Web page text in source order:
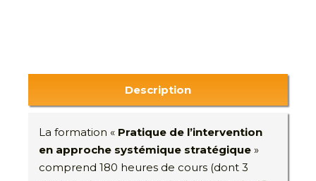
Description
La formation « Pratique de l’intervention
en approche systémique stratégique »
comprend 180 heures de cours (dont 3